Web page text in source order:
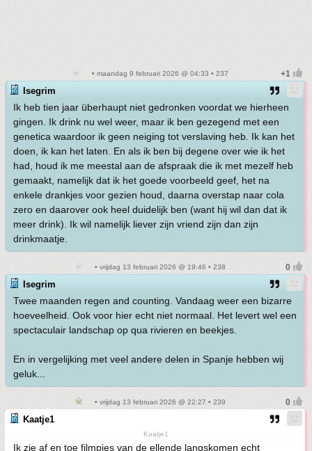
• maandag 9 februari 2026 @ 04:33 • 237
Isegrim
Ik heb tien jaar überhaupt niet gedronken voordat we hierheen
gingen. Ik drink nu wel weer, maar ik ben gezegend met een
genetica waardoor ik geen neiging tot verslaving heb. Ik kan het
doen, ik kan het laten. En als ik ben bij degene over wie ik het
had, houd ik me meestal aan de afspraak die ik met mezelf heb
gemaakt, namelijk dat ik het goede voorbeeld geef, het na
enkele drankjes voor gezien houd, daarna overstap naar cola
zero en daarover ook heel duidelijk ben (want hij wil dan dat ik
meer drink). Ik wil namelijk liever zijn vriend zijn dan zijn
drinkmaatje.
• vrijdag 13 februari 2026 @ 19:46 • 238
Isegrim
Twee maanden regen and counting. Vandaag weer een bizarre
hoeveelheid. Ook voor hier echt niet normaal. Het levert wel een
spectaculair landschap op qua rivieren en beekjes.
En in vergelijking met veel andere delen in Spanje hebben wij
geluk...
• vrijdag 13 februari 2026 @ 22:27 • 239
Kaatje1
Kaatje1
Ik zie af en toe filmpjes van de ellende langskomen echt